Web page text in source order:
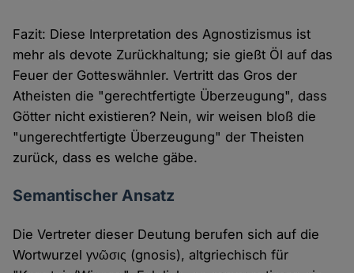
Fazit: Diese Interpretation des Agnostizismus ist
mehr als devote Zurückhaltung; sie gießt Öl auf das
Feuer der Gotteswähnler. Vertritt das Gros der
Atheisten die "gerechtfertigte Überzeugung", dass
Götter nicht existieren? Nein, wir weisen bloß die
"ungerechtfertigte Überzeugung" der Theisten
zurück, dass es welche gäbe.
Semantischer Ansatz
Die Vertreter dieser Deutung berufen sich auf die
Wortwurzel γνῶσις (gnosis), altgriechisch für